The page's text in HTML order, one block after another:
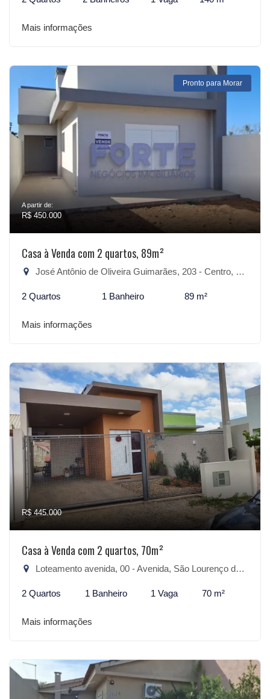
Mais informações
Pronto para Morar
A partir de:
R$ 450.000
Casa à Venda com 2 quartos, 89m²
José Antônio de Oliveira Guimarães, 203 - Centro, São Lourenço do Sul-RS
2 Quartos 1 Banheiro 89 m²
Mais informações
R$ 445.000
Casa à Venda com 2 quartos, 70m²
Loteamento avenida, 00 - Avenida, São Lourenço do Sul-RS
2 Quartos 1 Banheiro 1 Vaga 70 m²
Mais informações